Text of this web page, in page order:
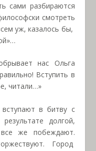
сами разбираются
смотреть
уж, казалось бы,
нас Ольга
Вступить в
читали…»
в битву с
долгой,
же побеждают.
Город